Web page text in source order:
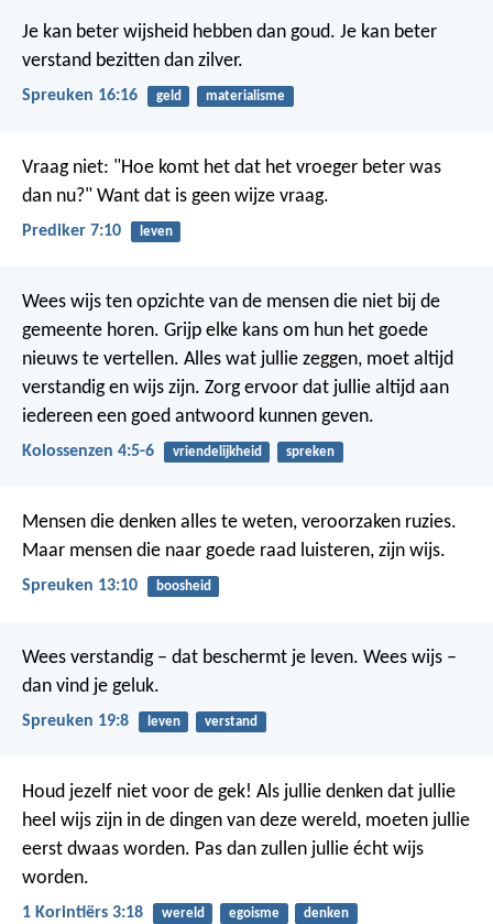
Je kan beter wijsheid hebben dan goud. Je kan beter
verstand bezitten dan zilver.
Spreuken 16:16 geld materialisme
Vraag niet: "Hoe komt het dat het vroeger beter was
dan nu?" Want dat is geen wijze vraag.
Prediker 7:10 leven
Wees wijs ten opzichte van de mensen die niet bij de
gemeente horen. Grijp elke kans om hun het goede
nieuws te vertellen. Alles wat jullie zeggen, moet altijd
verstandig en wijs zijn. Zorg ervoor dat jullie altijd aan
iedereen een goed antwoord kunnen geven.
Kolossenzen 4:5-6 vriendelijkheid spreken
Mensen die denken alles te weten, veroorzaken ruzies.
Maar mensen die naar goede raad luisteren, zijn wijs.
Spreuken 13:10 boosheid
Wees verstandig – dat beschermt je leven. Wees wijs –
dan vind je geluk.
Spreuken 19:8 leven verstand
Houd jezelf niet voor de gek! Als jullie denken dat jullie
heel wijs zijn in de dingen van deze wereld, moeten jullie
eerst dwaas worden. Pas dan zullen jullie écht wijs
worden.
1 Korintiërs 3:18 wereld egoisme denken